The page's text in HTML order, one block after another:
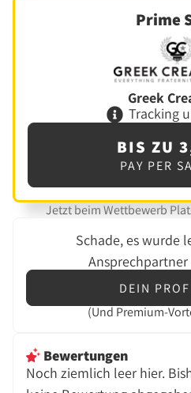
Prime
Greek
Tracking
BIS ZU
PAY PER
Jetzt beim Wettbewerb
Schade, es wurde
DEIN
(Und Premium-
Bewertungen
Noch ziemlich leer hier.